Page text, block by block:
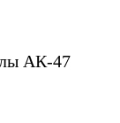
АК-47